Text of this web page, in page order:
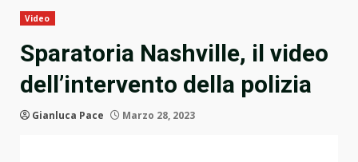
Video
Sparatoria Nashville, il video
dell’intervento della polizia
Gianluca Pace Marzo 28, 2023